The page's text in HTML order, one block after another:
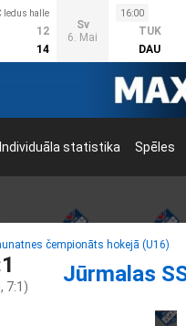
ledus halle
12
14
Sv
6. Mai
16:00
TUK
DAU
Individuāla statistika Spēles
čempionāts hokejā (U16)
7:1) Jūrmalas